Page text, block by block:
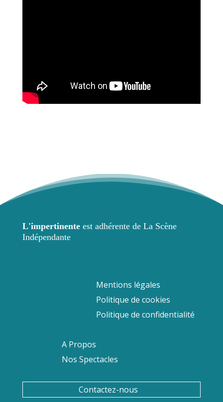
L'impertinenteest adhérente de La Scène
Indépendante
Mentions légales
Politique de cookies
Politique de confidentialité
A Propos
Nos Spectacles
Contactez-nous